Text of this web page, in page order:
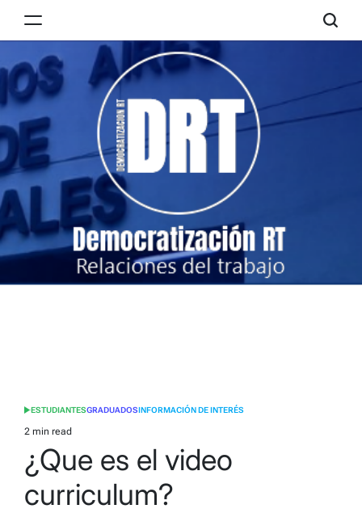
RT
POSTED
IN
ESTUDIANTESGRADUADOSINFORMACIÓN DE INTERÉS
Estimated
read
time
2 min read
¿Que es el video
curriculum?